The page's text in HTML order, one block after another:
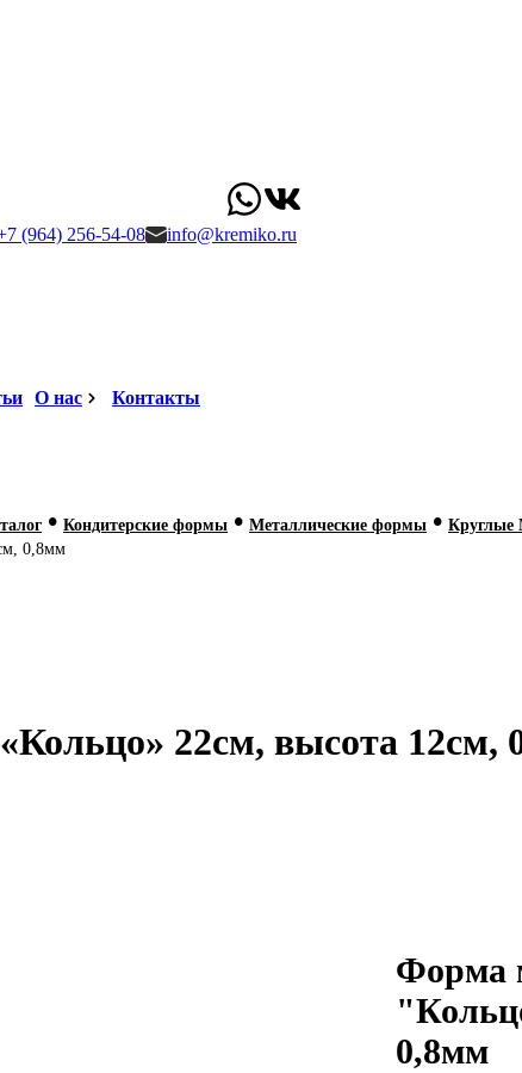
(964) 256-54-08
info@kremiko.ru
О нас Контакты
• Кондитерские формы • Металлические формы • Круглые
0,8мм
22см, высота 12см,
Форма
0,8мм